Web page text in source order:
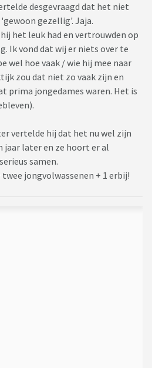
desgevraagd dat het niet
gezellig'. Jaja.
het leuk had en vertrouwden op
Ik vond dat wij er niets over te
wel hoe vaak / wie hij mee naar
zou dat niet zo vaak zijn en
prima jongedames waren. Het is
vertelde hij dat het nu wel zijn
jaar later en ze hoort er al
samen.
jongvolwassenen + 1 erbij!